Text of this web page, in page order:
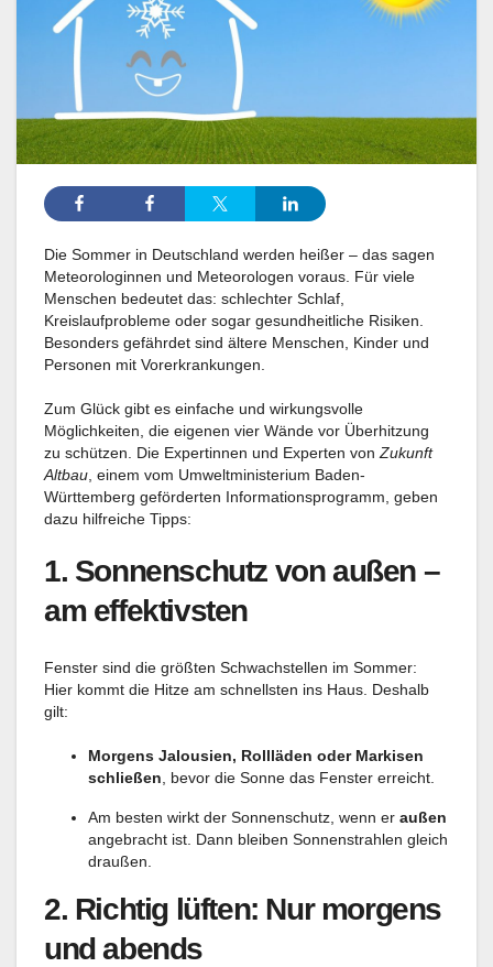
Die Sommer in Deutschland werden heißer – das sagen
Meteorologinnen und Meteorologen voraus. Für viele
Menschen bedeutet das: schlechter Schlaf,
Kreislaufprobleme oder sogar gesundheitliche Risiken.
Besonders gefährdet sind ältere Menschen, Kinder und
Personen mit Vorerkrankungen.
Zum Glück gibt es einfache und wirkungsvolle
Möglichkeiten, die eigenen vier Wände vor Überhitzung
zu schützen. Die Expertinnen und Experten vonZukunft
Altbau, einem vom Umweltministerium Baden-
Württemberg geförderten Informationsprogramm, geben
dazu hilfreiche Tipps:
1. Sonnenschutz von außen –
am effektivsten
Fenster sind die größten Schwachstellen im Sommer:
Hier kommt die Hitze am schnellsten ins Haus. Deshalb
gilt:
Morgens Jalousien, Rollläden oder Markisen
schließen , bevor die Sonne das Fenster erreicht.
Am besten wirkt der Sonnenschutz, wenn er außen
angebracht ist. Dann bleiben Sonnenstrahlen gleich
draußen.
2. Richtig lüften: Nur morgens
und abends